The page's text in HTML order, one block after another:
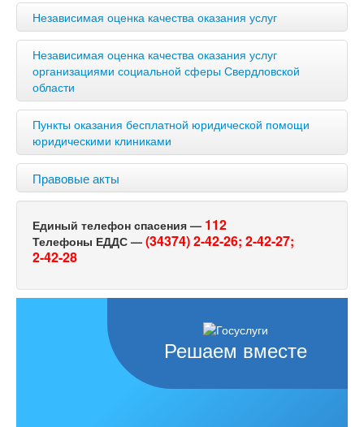
Независимая оценка качества оказания услуг
Независимая оценка качества оказания услуг
организациями социальной сферы Свердловской
области
Пункты оказания бесплатной юридической помощи
юридическими клиниками
Правовые акты
Единый телефон спасения — 112
Телефоны ЕДДС — (34374) 2-42-26; 2-42-27;
2-42-28
Решаем вместе